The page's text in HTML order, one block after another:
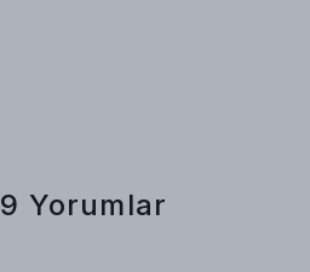
Yorumlar